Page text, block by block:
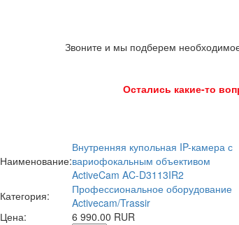
Звоните и мы подберем
Остались какие-то
Наименование:
Внутренняя купольная IP-камера с
вариофокальным объективом
ActiveCam AC-D3113IR2
Категория:
Профессиональное оборудование
Activecam/Trassir
Цена:
6 990.00 RUR